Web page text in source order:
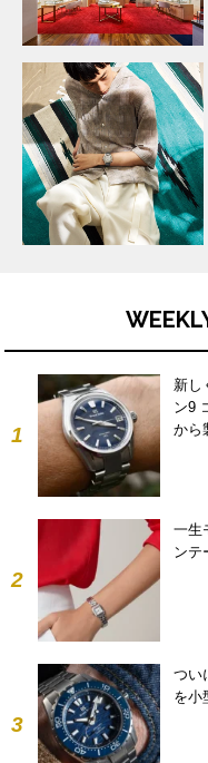
1
新し
ン9
から
2
一生
ンテ
3
つい
を小